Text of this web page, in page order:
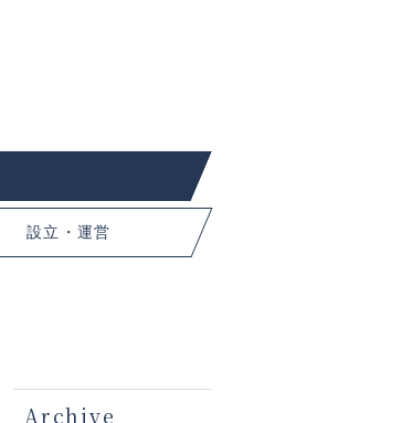
設立・運営
Archive